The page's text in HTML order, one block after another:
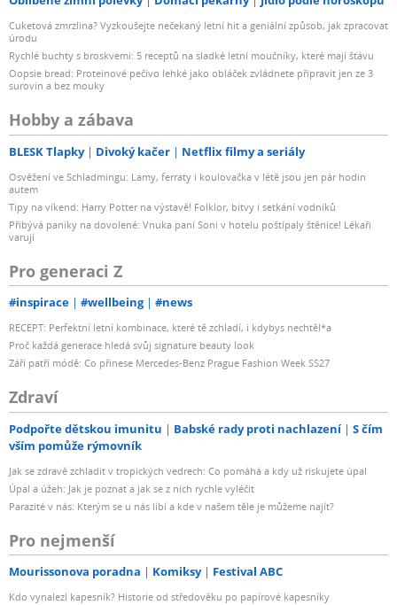
Cuketová zmrzlina? Vyzkoušejte nečekaný letní hit a geniální způsob, jak zpracovat
úrodu
Rychlé buchty s broskvemi: 5 receptů na sladké letní moučníky, které mají šťávu
Oopsie bread: Proteinové pečivo lehké jako obláček zvládnete připravit jen ze 3
surovin a bez mouky
Hobby a zábava
BLESK Tlapky Divoký kačer Netflix filmy a seriály
Osvěžení ve Schladmingu: Lamy, ferraty i koulovačka v létě jsou jen pár hodin
autem
Tipy na víkend: Harry Potter na výstavě! Folklor, bitvy i setkání vodníků
Přibývá paniky na dovolené: Vnuka paní Soni v hotelu poštípaly štěnice! Lékaři
varují
Pro generaci Z
#inspirace #wellbeing #news
RECEPT: Perfektní letní kombinace, které tě zchladí, i kdybys nechtěl*a
Proč každá generace hledá svůj signature beauty look
Září patří módě: Co přinese Mercedes-Benz Prague Fashion Week SS27
Zdraví
Podpořte dětskou imunitu Babské rady proti nachlazení
S čím
vším pomůže rýmovník
Jak se zdravě zchladit v tropických vedrech: Co pomáhá a kdy už riskujete úpal
Úpal a úžeh: Jak je poznat a jak se z nich rychle vyléčit
Parazité v nás: Kterým se u nás líbí a kde v našem těle je můžeme najít?
Pro nejmenší
Mourissonova poradna Komiksy Festival ABC
Kdo vynalezl kapesník? Historie od středověku po papírové kapesníky